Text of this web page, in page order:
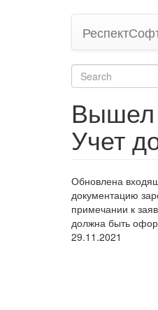
Search
form
Вышел
Учет
Обновлена
документацию
примечании к
должна быть
29.11.2021